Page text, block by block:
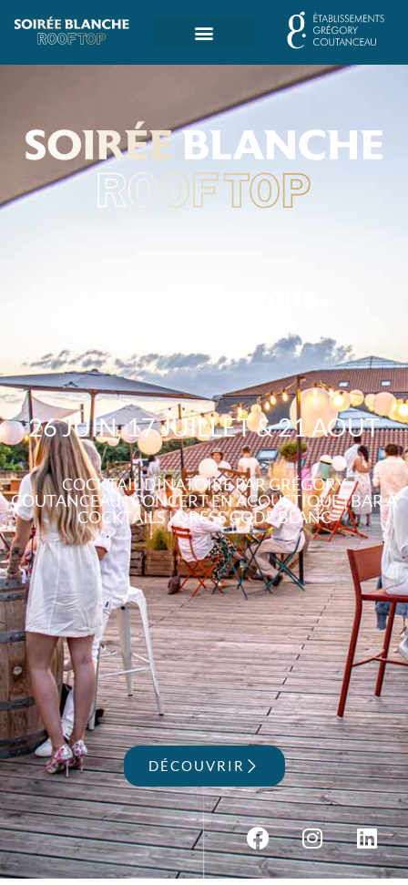
26 JUIN, 17 JUILLET & 21 AOUT
COCKTAIL DÎNATOIRE PAR GRÉGORY
COUTANCEAU | CONCERT EN ACOUSTIQUE | BAR À
COCKTAILS | DRESS CODE BLANC
DÉCOUVRIR